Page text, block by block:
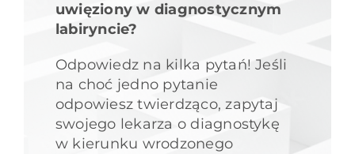
uwięziony w diagnostycznym
labiryncie?
Odpowiedz na kilka pytań! Jeśli
na choć jedno pytanie
odpowiesz twierdząco, zapytaj
swojego lekarza o diagnostykę
w kierunku wrodzonego